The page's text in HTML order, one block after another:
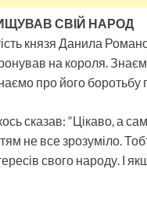
СВІЙ НАРОД
князя Данила
на короля.
про його
сказав: “Цікаво, а
не все зрозуміло.
свого народу. І